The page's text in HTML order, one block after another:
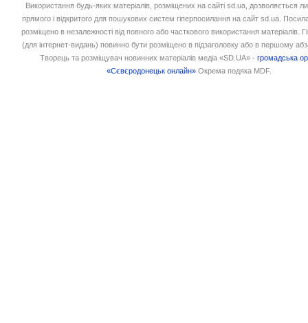
Використання будь-яких матеріалів, розміщених на сайті sd.ua, дозволяється
прямого і відкритого для пошукових систем гіперпосилання на сайт sd.ua.
розміщено в незалежності від повного або часткового використання матеріалів.
(для інтернет-видань) повинно бути розміщено в підзаголовку або в першому
Творець та розміщувач новинних матеріалів медіа «SD.UA» -громадська
«Сєвєродонецьк онлайн» Окрема подяка MDF.